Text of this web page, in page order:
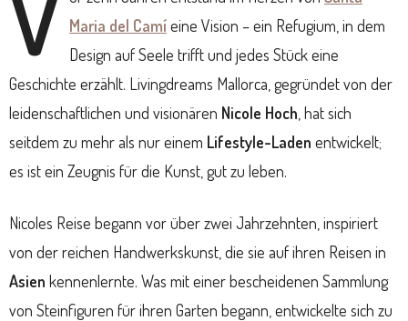
Maria del Camíeine Vision – ein Refugium, in dem
Design auf Seele trifft und jedes Stück eine
Geschichte erzählt. Livingdreams Mallorca, gegründet von der
leidenschaftlichen und visionären Nicole Hoch , hat sich
seitdem zu mehr als nur einem Lifestyle-Laden entwickelt;
es ist ein Zeugnis für die Kunst, gut zu leben.
Nicoles Reise begann vor über zwei Jahrzehnten, inspiriert
von der reichen Handwerkskunst, die sie auf ihren Reisen in
Asien kennenlernte. Was mit einer bescheidenen Sammlung
von Steinfiguren für ihren Garten begann, entwickelte sich zu